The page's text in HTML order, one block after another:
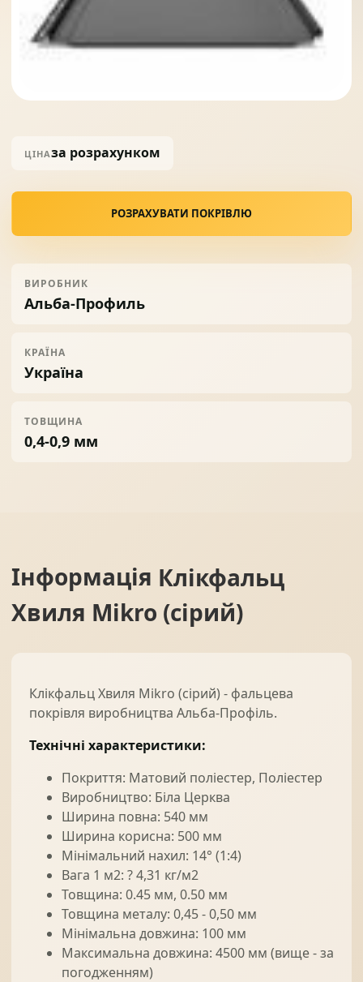
07 Солнце защита
08 Навіси з полікарбонату
ЦІНАза розрахунком
РОЗРАХУВАТИ ПОКРІВЛЮ
ВИРОБНИК
Альба-Профиль
КРАЇНА
Україна
ТОВЩИНА
0,4-0,9 мм
Інформація Клікфальц
Хвиля Mikro (сірий)
Клікфальц Хвиля Mikro (сірий) - фальцева
покрівля виробництва Альба-Профіль.
Технічні характеристики:
Покриття: Матовий поліестер, Поліестер
Виробництво: Біла Церква
Ширина повна: 540 мм
Ширина корисна: 500 мм
Мінімальний нахил: 14° (1:4)
Вага 1 м2: ? 4,31 кг/м2
Товщина: 0.45 мм, 0.50 мм
Товщина металу: 0,45 - 0,50 мм
Мінімальна довжина: 100 мм
Максимальна довжина: 4500 мм (вище - за
погодженням)